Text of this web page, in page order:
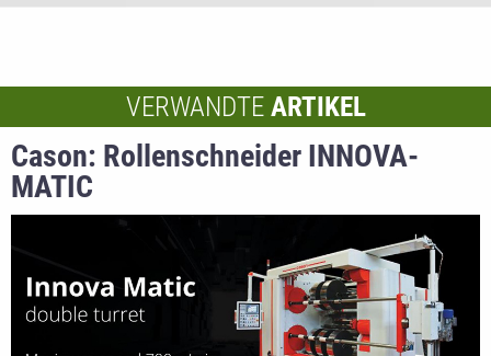
VERWANDTE ARTIKEL
Cason: Rollenschneider INNOVA-
MATIC